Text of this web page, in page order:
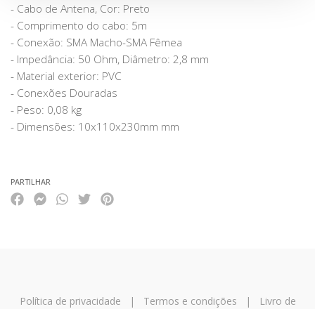
- Cabo de Antena, Cor: Preto
- Comprimento do cabo: 5m
- Conexão: SMA Macho-SMA Fêmea
- Impedância: 50 Ohm, Diâmetro: 2,8 mm
- Material exterior: PVC
- Conexões Douradas
- Peso: 0,08 kg
- Dimensões: 10x110x230mm mm
PARTILHAR
Política de privacidade | Termos e condições |
Livro de